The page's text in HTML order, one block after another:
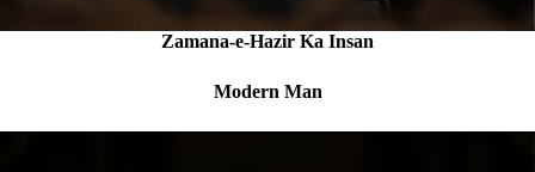
Zamana-e-Hazir Ka Insan
Modern Man